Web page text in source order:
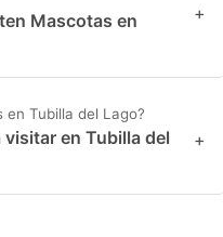
Mascotas en
+
en Tubilla del Lago?
en Tubilla del
+